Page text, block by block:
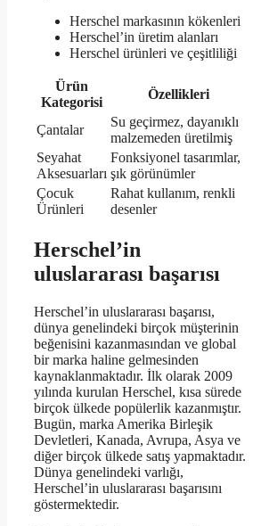
Herschel markasının kökenleri
Herschel’in üretim alanları
Herschel ürünleri ve çeşitliliği
Ürün
Kategorisi
Özellikleri
Çantalar
Su geçirmez, dayanıklı
malzemeden üretilmiş
Seyahat
Aksesuarları
Fonksiyonel tasarımlar,
şık görünümler
Çocuk
Ürünleri
Rahat kullanım, renkli
desenler
Herschel’in
uluslararası başarısı
Herschel’in uluslararası başarısı,
dünya genelindeki birçok müşterinin
beğenisini kazanmasından ve global
bir marka haline gelmesinden
kaynaklanmaktadır. İlk olarak 2009
yılında kurulan Herschel, kısa sürede
birçok ülkede popülerlik kazanmıştır.
Bugün, marka Amerika Birleşik
Devletleri, Kanada, Avrupa, Asya ve
diğer birçok ülkede satış yapmaktadır.
Dünya genelindeki varlığı,
Herschel’in uluslararası başarısını
göstermektedir.